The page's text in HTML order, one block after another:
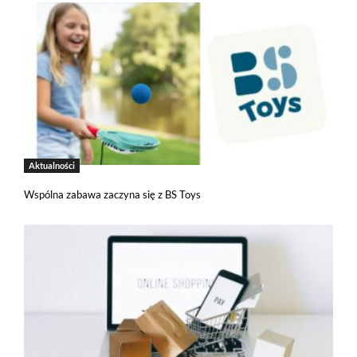
Aktualności
Wspólna zabawa zaczyna się z BS Toys
Pliki cookies własne wykorzystywane są na tej stronie w celu
zapewnienia prawidłowego działania poszczególnych funkcji
strony a pliki cookies podmiotów trzecich w celu korzystania
z narzędzi zewnętrznych na zasadach opisanych szczegółowo
polityce prywatności.
Jeżeli chcesz zaakceptować wszystkie stosowane przez tutaj pliki
cookies, kliknij w poniższy przycisk.
Akceptuję wszystkie pliki cookies
Niezbędne pliki cookies
Te pliki cookies pozostają zawsze aktywne i nie masz
możliwości wyboru w tym zakresie. Są to pliki cookies, dzięki
na stronie oraz mechanizm logowania do konta użytkownika
i utrzymywania sesji po zalogowaniu. Ponadto, w plikach
cookies własnych zapisywana jest informacja o dokonanych
przez Ciebie ustawieniach plików cookies.